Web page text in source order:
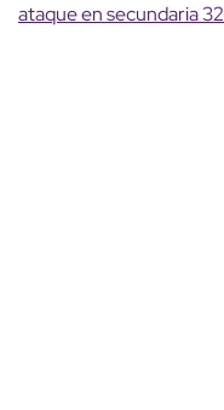
ataque en secundaria